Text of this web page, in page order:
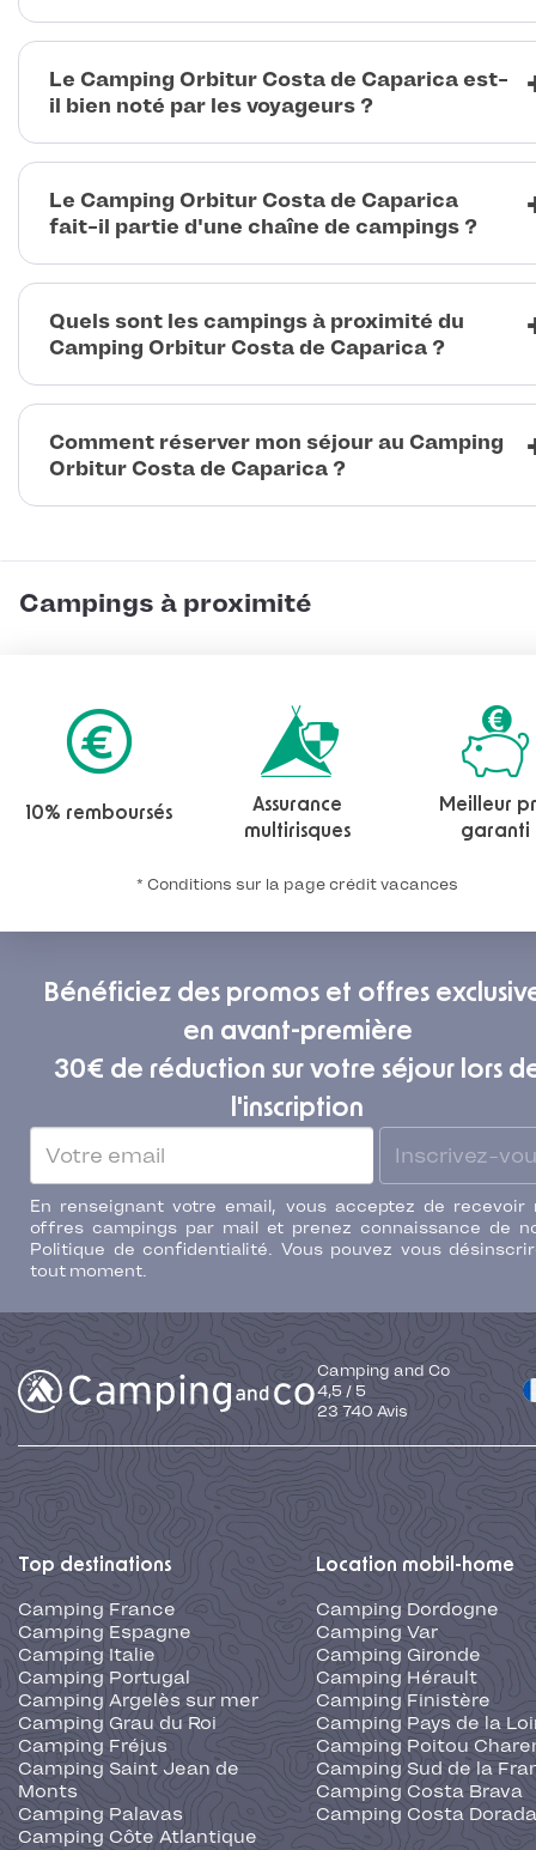
Le Camping Orbitur Costa de Caparica est-
il bien noté par les voyageurs ?
Le Camping Orbitur Costa de Caparica
fait-il partie d'une chaîne de campings ?
Quels sont les campings à proximité du
Camping Orbitur Costa de Caparica ?
Comment réserver mon séjour au Camping
Orbitur Costa de Caparica ?
Campings à proximité
10% remboursés
Assurance
multirisques
Meilleur
garanti
* Conditions sur la page crédit vacances
Bénéficiez des promos et offres
en avant-première
30€ de réduction sur votre séjour lors
l'inscription
Inscrivez-
En renseignant votre email, vous acceptez de recevoir
offres campings par mail et prenez connaissance de
Politique de confidentialité. Vous pouvez vous
tout moment.
Camping and Co
4,5 / 5
23 740 Avis
Top destinations
Camping France
Camping Espagne
Camping Italie
Camping Portugal
Camping Argelès sur mer
Camping Grau du Roi
Camping Fréjus
Camping Saint Jean de
Monts
Camping Palavas
Camping Côte Atlantique
Location mobil-home
Camping Dordogne
Camping Var
Camping Gironde
Camping Hérault
Camping Finistère
Camping Pays de la
Camping Poitou
Camping Sud de la
Camping Costa Brava
Camping Costa Dorada